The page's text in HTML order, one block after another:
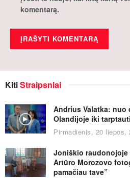
komentarą.
KitiStraipsniai
Andrius Valatka: nuo
Olandijoje iki
Pirmadienis, 20 liepos,
Joniškio
Artūro Morozovo
pamačiau tave”